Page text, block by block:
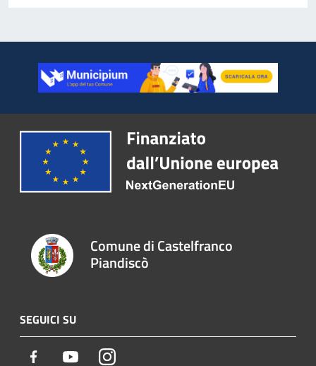
Comune di Castelfranco
Piandiscò
SEGUICI SU
Facebook YoutubeInstagram